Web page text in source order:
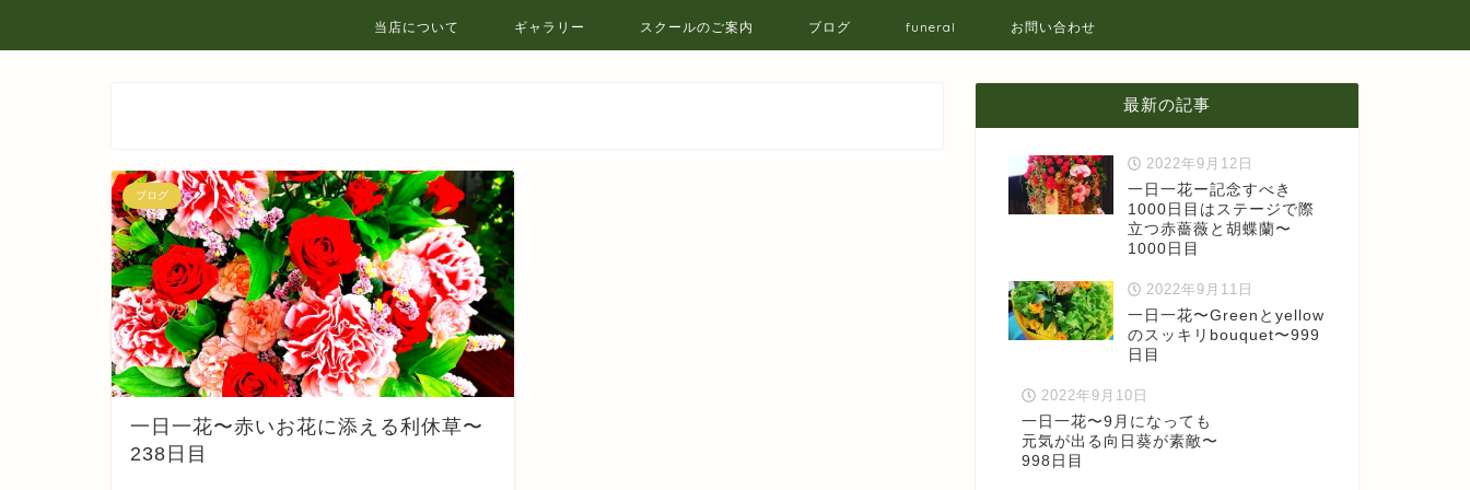
当店について ギャラリー スクールのご案内 ブログ funeral お問い合わせ
ブログ
一日一花〜赤いお花に添える利休草〜
238日目
最新の記事
2022年9月12日
一日一花ー記念すべき
1000日目はステージで際
立つ赤薔薇と胡蝶蘭〜
1000日目
2022年9月11日
一日一花〜Greenとyellow
のスッキリbouquet〜999
日目
2022年9月10日
一日一花〜9月になっても
元気が出る向日葵が素敵〜
998日目